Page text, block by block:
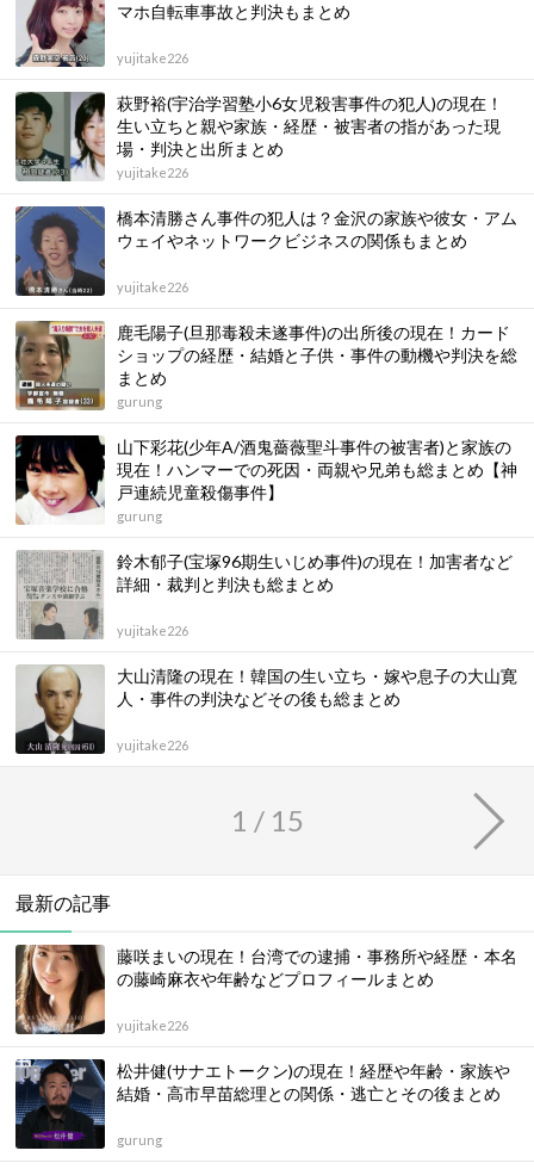
マホ自転車事故と判決もまとめ
yujitake226
萩野裕(宇治学習塾小6女児殺害事件の犯人)の現在！
生い立ちと親や家族・経歴・被害者の指があった現
場・判決と出所まとめ
yujitake226
橋本清勝さん事件の犯人は？金沢の家族や彼女・アム
ウェイやネットワークビジネスの関係もまとめ
yujitake226
鹿毛陽子(旦那毒殺未遂事件)の出所後の現在！カード
ショップの経歴・結婚と子供・事件の動機や判決を総
まとめ
gurung
山下彩花(少年A/酒鬼薔薇聖斗事件の被害者)と家族の
現在！ハンマーでの死因・両親や兄弟も総まとめ【神
戸連続児童殺傷事件】
gurung
鈴木郁子(宝塚96期生いじめ事件)の現在！加害者など
詳細・裁判と判決も総まとめ
yujitake226
大山清隆の現在！韓国の生い立ち・嫁や息子の大山寛
人・事件の判決などその後も総まとめ
yujitake226
1 / 15
最新の記事
藤咲まいの現在！台湾での逮捕・事務所や経歴・本名
の藤崎麻衣や年齢などプロフィールまとめ
yujitake226
松井健(サナエトークン)の現在！経歴や年齢・家族や
結婚・高市早苗総理との関係・逃亡とその後まとめ
gurung